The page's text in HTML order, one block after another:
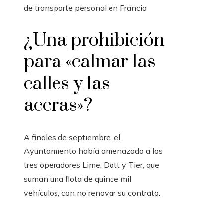
de transporte personal en Francia
¿Una prohibición
para «calmar las
calles y las
aceras»?
A finales de septiembre, el
Ayuntamiento había amenazado a los
tres operadores Lime, Dott y Tier, que
suman una flota de quince mil
vehículos, con no renovar su contrato.